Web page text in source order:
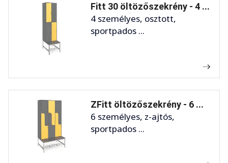
Fitt 30 öltözőszekrény - 4 ...
4 személyes, osztott,
sportpados ...
ZFitt öltözőszekrény - 6 ...
6 személyes, z-ajtós,
sportpados ...